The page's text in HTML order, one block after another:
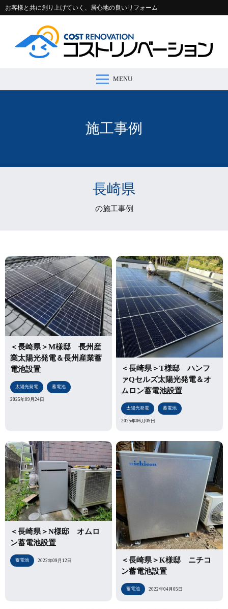
お客様と共に創り上げていく、居心地の良いリフォーム
MENU
施工事例
長崎県
の施工事例
＜長崎県＞M様邸 長州産
業太陽光発電＆長州産業蓄
電池設置
太陽光発電 蓄電池
2025年09月24日
＜長崎県＞T様邸 ハンフ
ァQセルズ太陽光発電＆オ
ムロン蓄電池設置
太陽光発電 蓄電池
2025年06月09日
＜長崎県＞N様邸 オムロ
ン蓄電池設置
蓄電池 2022年09月12日
＜長崎県＞K様邸 ニチコ
ン蓄電池設置
蓄電池 2022年04月05日